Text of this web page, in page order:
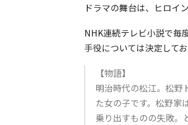
ドラマの舞台は、ヒロイ
NHK連続テレビ小説で毎
手役については決定して
【物語】
明治時代の松江。松野
た女の子です。松野家
乗り出すものの失敗。